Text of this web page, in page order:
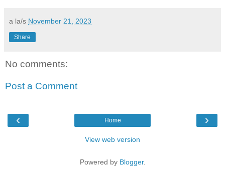
a la/s November 21, 2023
Share
No comments:
Post a Comment
‹ ›
Home
View web version
Powered by Blogger.